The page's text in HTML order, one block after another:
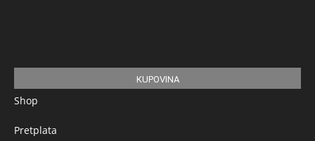
KUPOVINA
Shop
Pretplata